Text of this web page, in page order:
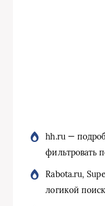
hh.ru —
фильтровать
Rabota.ru,
логикой